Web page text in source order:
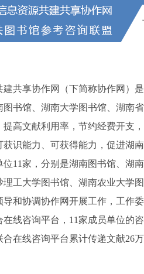
共享协作网（下简称协作网）
图书馆、湖南大学图书馆、湖南
高文献利用率，节约经费开支
识能力、可获得能力，促进湖
位11家，分别是湖南图书馆、湖
工大学图书馆、湖南农业大学
和协调协作网开展工作，工作
线咨询平台，11家成员单位的
在线咨询平台累计传递文献26